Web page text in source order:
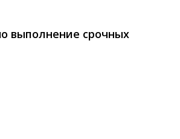
выполнение срочных